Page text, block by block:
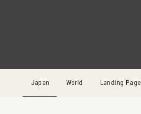
Japan World Landing Page